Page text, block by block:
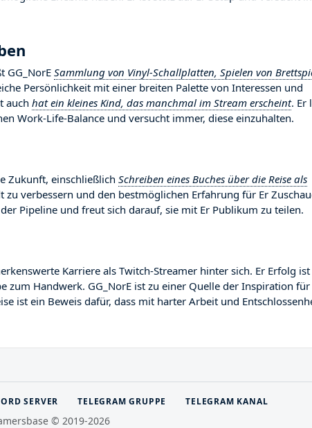
GG_NorE Sammlung von Vinyl-Schallplatten, Spielen von
Persönlichkeit mit einer breiten Palette von Interessen und
auch hat ein kleines Kind, das manchmal im Stream erscheint. Er
Work-Life-Balance und versucht immer, diese einzuhalten.
Zukunft, einschließlich Schreiben eines Buches über die Reise als
zu verbessern und den bestmöglichen Erfahrung für Er
Pipeline und freut sich darauf, sie mit Er Publikum zu teilen.
Karriere als Twitch-Streamer hinter sich. Er Erfolg ist
zum Handwerk. GG_NorE ist zu einer Quelle der Inspiration
ist ein Beweis dafür, dass mit harter Arbeit und
SERVER TELEGRAM GRUPPE TELEGRAM KANAL
© 2019-2026